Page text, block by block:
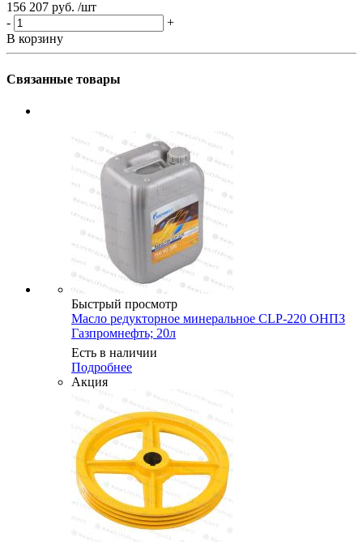
156 207 руб. /шт
-
+
В корзину
Связанные товары
Быстрый просмотр
Масло редукторное минеральное CLP-220 ОНПЗ
Газпромнефть; 20л
Есть в наличии
Подробнее
Акция